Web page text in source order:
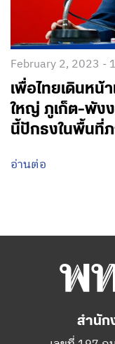
February 2, 2023 -
เพื่อไทยเดินหน้
ใหญ่ ภูเก็ต-พัง
นี้ปักธงในพื้นที่ภ
อ่านต่อ
สำนัก